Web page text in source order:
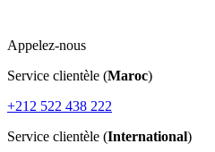
Appelez-nous
Service clientèle (Maroc)
+212 522 438 222
Service clientèle (International)